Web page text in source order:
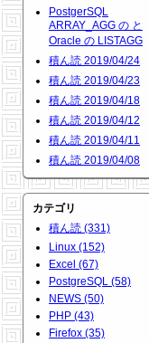
PostgerSQL
ARRAY_AGG の と
Oracle の LISTAGG
積ん読 2019/04/24
積ん読 2019/04/23
積ん読 2019/04/18
積ん読 2019/04/12
積ん読 2019/04/11
積ん読 2019/04/08
カテゴリ
積ん読 (331)
Linux (152)
Excel (67)
PostgreSQL (58)
NEWS (50)
PHP (43)
Firefox (35)